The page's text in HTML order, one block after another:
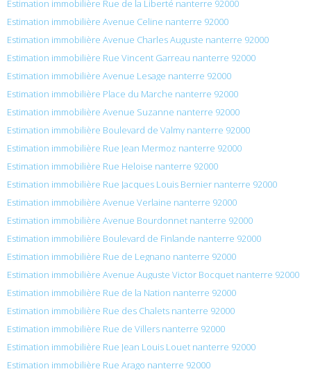
Estimation immobilière Rue de la Liberté nanterre 92000
Estimation immobilière Avenue Celine nanterre 92000
Estimation immobilière Avenue Charles Auguste nanterre 92000
Estimation immobilière Rue Vincent Garreau nanterre 92000
Estimation immobilière Avenue Lesage nanterre 92000
Estimation immobilière Place du Marche nanterre 92000
Estimation immobilière Avenue Suzanne nanterre 92000
Estimation immobilière Boulevard de Valmy nanterre 92000
Estimation immobilière Rue Jean Mermoz nanterre 92000
Estimation immobilière Rue Heloise nanterre 92000
Estimation immobilière Rue Jacques Louis Bernier nanterre 92000
Estimation immobilière Avenue Verlaine nanterre 92000
Estimation immobilière Avenue Bourdonnet nanterre 92000
Estimation immobilière Boulevard de Finlande nanterre 92000
Estimation immobilière Rue de Legnano nanterre 92000
Estimation immobilière Avenue Auguste Victor Bocquet nanterre 92000
Estimation immobilière Rue de la Nation nanterre 92000
Estimation immobilière Rue des Chalets nanterre 92000
Estimation immobilière Rue de Villers nanterre 92000
Estimation immobilière Rue Jean Louis Louet nanterre 92000
Estimation immobilière Rue Arago nanterre 92000